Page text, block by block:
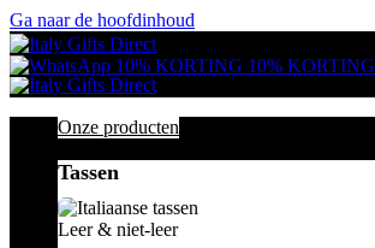
Ga naar de hoofdinhoud
10% KORTING 10% KORTING
Onze producten
Tassen
Leer & niet-leer